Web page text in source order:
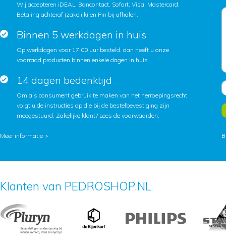
Wij accepteren iDEAL, Bancontact, Sofort, Visa, Mastercard,
Betaling achteraf (zakelijk) en Pin bij afhalen.
Binnen 5 werkdagen in huis
Op werkdagen voor 17.00 uur besteld, dan heeft u onze
voorraad producten binnen enkele dagen in huis.
14 dagen bedenktijd
Om als consument gebruik te maken van het herroepingsrecht
volgt u de instructies op die bij de bestelbevestiging zijn
meegestuurd. Zakelijke klant? Lees de voorwaarden.
Meer informatie >
Klanten van PEDROSHOP.NL